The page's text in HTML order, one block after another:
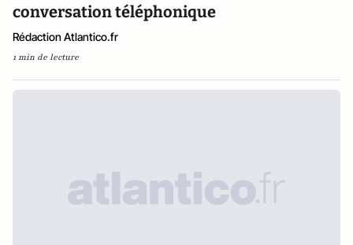
conversation téléphonique
Rédaction Atlantico.fr
1 min de lecture